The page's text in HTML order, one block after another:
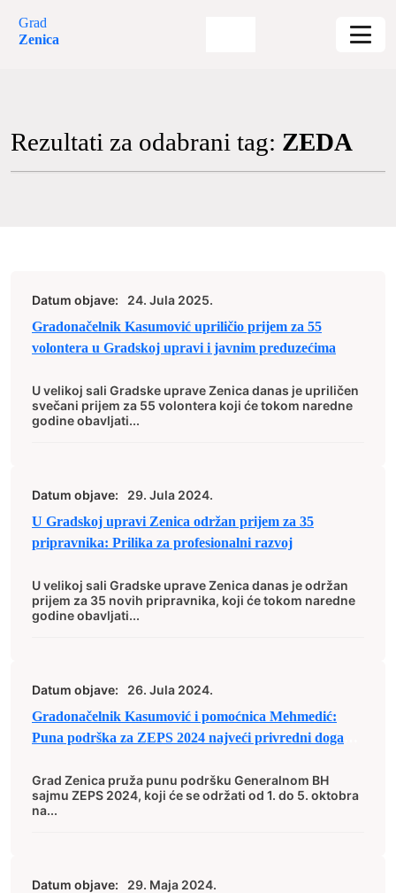
Grad
Zenica
Rezultati za odabrani tag: ZEDA
Datum objave:
24. Jula 2025.
Gradonačelnik Kasumović upriličio prijem za 55
volontera u Gradskoj upravi i javnim preduzećima
U velikoj sali Gradske uprave Zenica danas je upriličen
svečani prijem za 55 volontera koji će tokom naredne
godine obavljati...
Datum objave:
29. Jula 2024.
U Gradskoj upravi Zenica održan prijem za 35
pripravnika: Prilika za profesionalni razvoj
U velikoj sali Gradske uprave Zenica danas je održan
prijem za 35 novih pripravnika, koji će tokom naredne
godine obavljati...
Datum objave:
26. Jula 2024.
Gradonačelnik Kasumović i pomoćnica Mehmedić:
Puna podrška za ZEPS 2024 najveći privredni događaj
Grad Zenica pruža punu podršku Generalnom BH
sajmu ZEPS 2024, koji će se održati od 1. do 5. oktobra
na...
Datum objave:
29. Maja 2024.